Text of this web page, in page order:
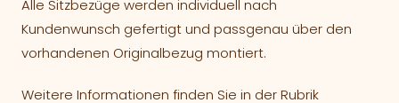
Alle Sitzbezüge werden individuell nach
Kundenwunsch gefertigt und passgenau über den
vorhandenen Originalbezug montiert.
Weitere Informationen finden Sie in der Rubrik